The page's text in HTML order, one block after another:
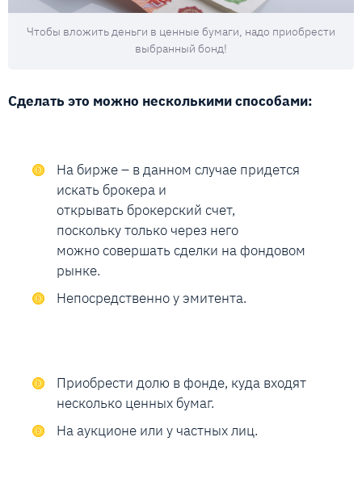
Чтобы вложить деньги в ценные бумаги, надо приобрести
выбранный бонд!
Сделать это можно несколькими способами:
На бирже – в данном случае придется
искать брокера и
открывать брокерский счет,
поскольку только через него
можно совершать сделки на фондовом
рынке.
Непосредственно у эмитента.
Приобрести долю в фонде, куда входят
несколько ценных бумаг.
На аукционе или у частных лиц.